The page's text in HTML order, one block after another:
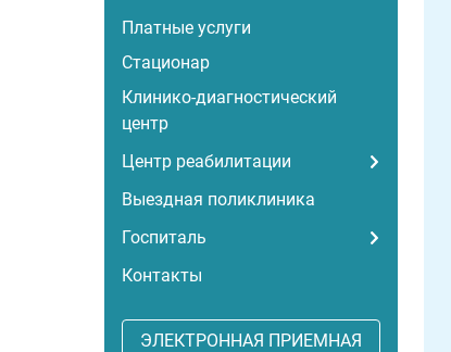
Платные услуги
Стационар
Клинико-диагностический
центр
Центр реабилитации
Выездная поликлиника
Госпиталь
Контакты
ЭЛЕКТРОННАЯ ПРИЕМНАЯ